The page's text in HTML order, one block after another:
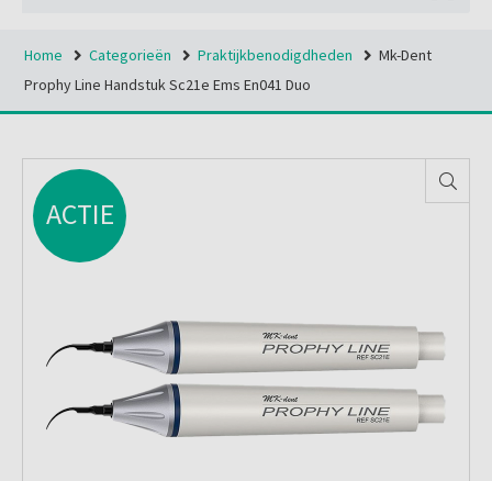
Home Categorieën Praktijkbenodigdheden
Mk-Dent
Prophy Line Handstuk Sc21e Ems En041 Duo
ACTIE